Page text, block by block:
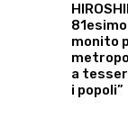
monito
a
i popoli”